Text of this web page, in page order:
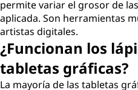
permite variar el grosor de
aplicada. Son herramientas
artistas digitales.
¿Funcionan los
tabletas gráficas?
La mayoría de las tabletas